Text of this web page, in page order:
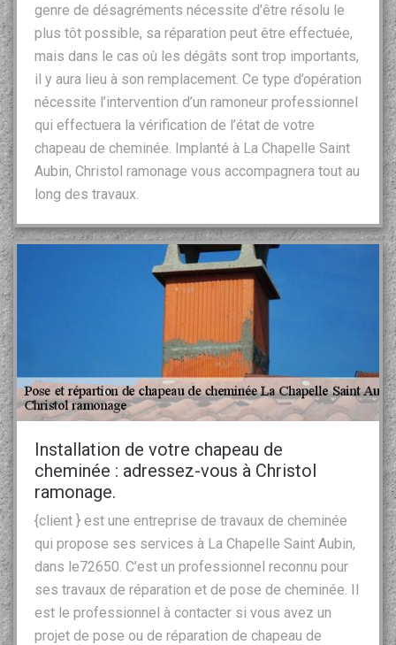
genre de désagréments nécessite d’être résolu le
plus tôt possible, sa réparation peut être effectuée,
mais dans le cas où les dégâts sont trop importants,
il y aura lieu à son remplacement. Ce type d’opération
nécessite l’intervention d’un ramoneur professionnel
qui effectuera la vérification de l’état de votre
chapeau de cheminée. Implanté à La Chapelle Saint
Aubin, Christol ramonage vous accompagnera tout au
long des travaux.
Installation de votre chapeau de
cheminée : adressez-vous à Christol
ramonage.
{client } est une entreprise de travaux de cheminée
qui propose ses services à La Chapelle Saint Aubin,
dans le72650. C’est un professionnel reconnu pour
ses travaux de réparation et de pose de cheminée. Il
est le professionnel à contacter si vous avez un
projet de pose ou de réparation de chapeau de